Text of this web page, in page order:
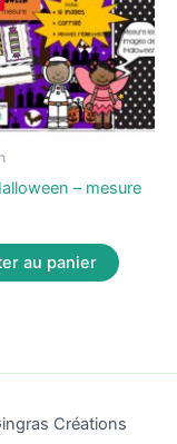
– mesure
au panier
Créations